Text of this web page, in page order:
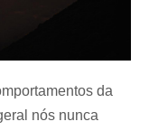
da
nós nunca